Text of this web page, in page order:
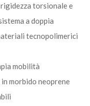
torsionale e
a doppia
tecnopolimerici
mobilità
morbido neoprene